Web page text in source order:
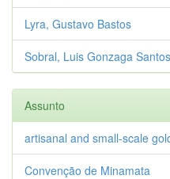
Lyra, Gustavo Bastos
Sobral, Luis Gonzaga Santos
Assunto
artisanal and small-scale
Convenção de Minamata